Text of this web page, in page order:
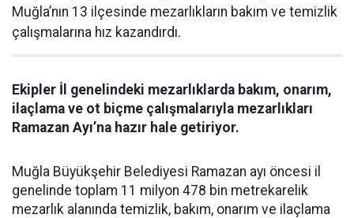
Muğla’nın 13 ilçesinde mezarlıkların bakım ve temizlik
çalışmalarına hız kazandırdı.
Ekipler İl genelindeki mezarlıklarda bakım, onarım,
ilaçlama ve ot biçme çalışmalarıyla mezarlıkları
Ramazan Ayı’na hazır hale getiriyor.
Muğla Büyükşehir Belediyesi Ramazan ayı öncesi il
genelinde toplam 11 milyon 478 bin metrekarelik
mezarlık alanında temizlik, bakım, onarım ve ilaçlama